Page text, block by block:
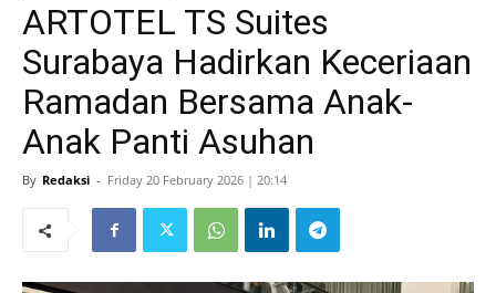
ARTOTEL TS Suites
Surabaya Hadirkan Keceriaan
Ramadan Bersama Anak-
Anak Panti Asuhan
By Redaksi - Friday 20 February 2026 | 20:14